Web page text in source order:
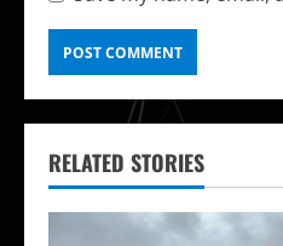
RELATED STORIES